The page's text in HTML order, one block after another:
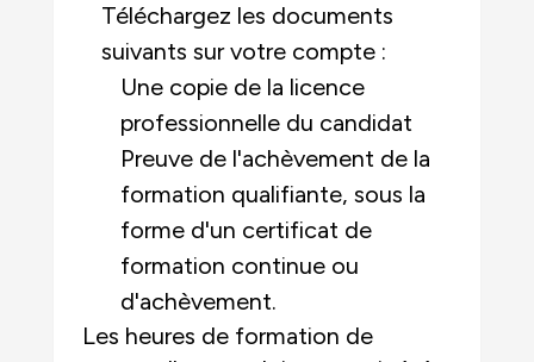
Téléchargez les documents
suivants sur votre compte :
Une copie de la licence
professionnelle du candidat
Preuve de l'achèvement de la
formation qualifiante, sous la
forme d'un certificat de
formation continue ou
d'achèvement.
Les heures de formation de